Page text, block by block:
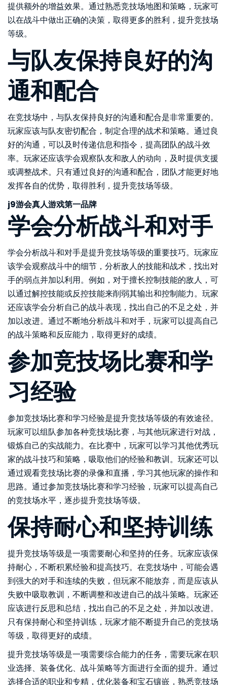
提供额外的增益效果。通过熟悉竞技场地图和策略，玩家可
以在战斗中做出正确的决策，取得更多的胜利，提升竞技场
等级。
与队友保持良好的沟
通和配合
在竞技场中，与队友保持良好的沟通和配合是非常重要的。
玩家应该与队友密切配合，制定合理的战术和策略。通过良
好的沟通，可以及时传递信息和指令，提高团队的战斗效
率。玩家还应该学会观察队友和敌人的动向，及时提供支援
或调整战术。只有通过良好的沟通和配合，团队才能更好地
发挥各自的优势，取得胜利，提升竞技场等级。
j9游会真人游戏第一品牌
学会分析战斗和对手
学会分析战斗和对手是提升竞技场等级的重要技巧。玩家应
该学会观察战斗中的细节，分析敌人的技能和战术，找出对
手的弱点并加以利用。例如，对于擅长控制技能的敌人，可
以通过解控技能或反控技能来削弱其输出和控制能力。玩家
还应该学会分析自己的战斗表现，找出自己的不足之处，并
加以改进。通过不断地分析战斗和对手，玩家可以提高自己
的战斗策略和反应能力，取得更好的成绩。
参加竞技场比赛和学
习经验
参加竞技场比赛和学习经验是提升竞技场等级的有效途径。
玩家可以组队参加各种竞技场比赛，与其他玩家进行对战，
锻炼自己的实战能力。在比赛中，玩家可以学习其他优秀玩
家的战斗技巧和策略，吸取他们的经验和教训。玩家还可以
通过观看竞技场比赛的录像和直播，学习其他玩家的操作和
思路。通过参加竞技场比赛和学习经验，玩家可以提高自己
的竞技场水平，逐步提升竞技场等级。
保持耐心和坚持训练
提升竞技场等级是一项需要耐心和坚持的任务。玩家应该保
持耐心，不断积累经验和提高技巧。在竞技场中，可能会遇
到强大的对手和连续的失败，但玩家不能放弃，而是应该从
失败中吸取教训，不断调整和改进自己的战斗策略。玩家还
应该进行反思和总结，找出自己的不足之处，并加以改进。
只有保持耐心和坚持训练，玩家才能不断提升自己的竞技场
等级，取得更好的成绩。
提升竞技场等级是一项需要综合能力的任务，需要玩家在职
业选择、装备优化、战斗策略等方面进行全面的提升。通过
选择合适的职业和专精，优化装备和宝石镶嵌，熟悉竞技场